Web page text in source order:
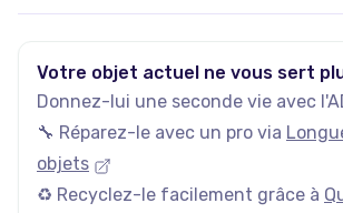
nouveaux articles ajoutés chaque jour.
Votre objet actuel ne vous sert
Donnez-lui une seconde vie avec
🔧 Réparez-le avec un pro via
objets
♻️ Recyclez-le facilement grâce à